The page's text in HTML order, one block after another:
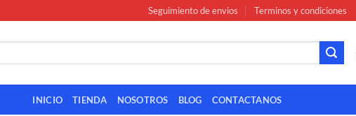
Seguimiento de envios Terminos y condiciones
INICIO TIENDA NOSOTROS BLOG CONTACTANOS